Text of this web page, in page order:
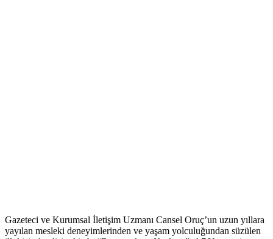
Gazeteci ve Kurumsal İletişim Uzmanı Cansel Oruç’un uzun yıllara
yayılan mesleki deneyimlerinden ve yaşam yolculuğundan süzülen